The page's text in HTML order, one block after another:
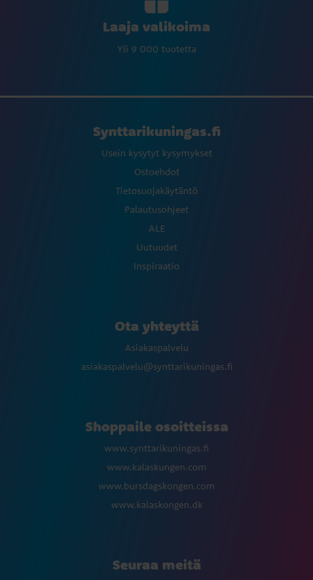
Laaja valikoima
Yli 9 000 tuotetta
Synttarikuningas.fi
Usein kysytyt kysymykset
Ostoehdot
Tietosuojakäytäntö
Palautusohjeet
ALE
Uutuudet
Inspiraatio
Ota yhteyttä
Asiakaspalvelu
asiakaspalvelu@synttarikuningas.fi
Shoppaile osoitteissa
www.synttarikuningas.fi
www.kalaskungen.com
www.bursdagskongen.com
www.kalaskongen.dk
Seuraa meitä